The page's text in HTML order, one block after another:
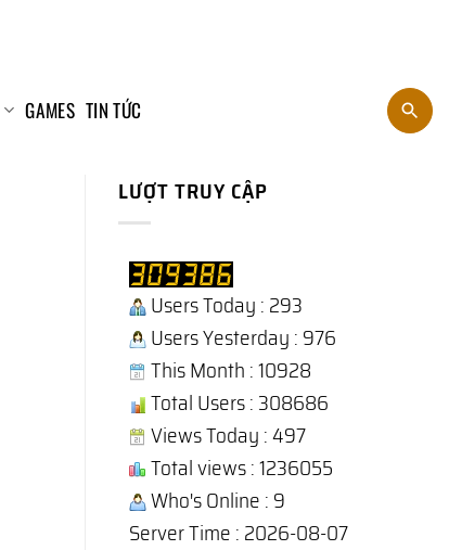
GAMES TIN TỨC
LƯỢT TRUY CẬP
Users Today : 293
Users Yesterday : 976
This Month : 10928
Total Users : 308686
Views Today : 497
Total views : 1236055
Who's Online : 9
Server Time : 2026-08-07